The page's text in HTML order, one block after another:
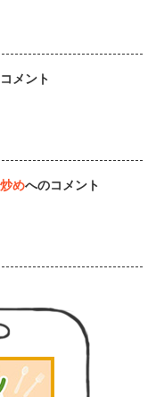
メント
めへのコメント